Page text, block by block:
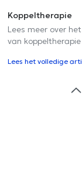
Koppeltherapie
Lees meer over
van koppeltherapie
Lees het volledige